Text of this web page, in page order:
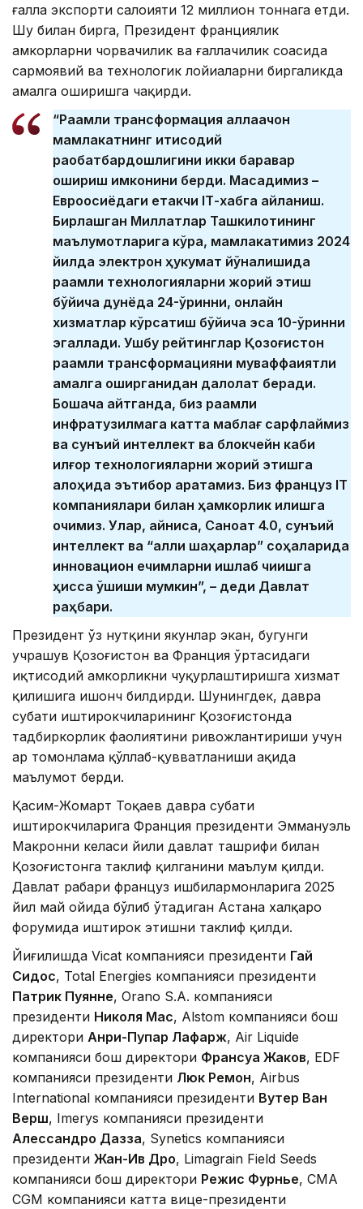
ғалла экспорти салоҳияти 12 миллион тоннага етди.
Шу билан бирга, Президент франциялик
ҳамкорларни чорвачилик ва ғаллачилик соҳасида
сармоявий ва технологик лойиҳаларни биргаликда
амалга оширишга чақирди.
“Рақамли трансформация аллақачон
мамлакатнинг иқтисодий
рақобатбардошлигини икки баравар
ошириш имконини берди. Мақсадимиз –
Евроосиёдаги етакчи IТ-хабга айланиш.
Бирлашган Миллатлар Ташкилотининг
маълумотларига кўра, мамлакатимиз 2024
йилда электрон ҳукумат йўналишида
рақамли технологияларни жорий этиш
бўйича дунёда 24-ўринни, онлайн
хизматлар кўрсатиш бўйича эса 10-ўринни
эгаллади. Ушбу рейтинглар Қозоғистон
рақамли трансформацияни муваффақиятли
амалга оширганидан далолат беради.
Бошқача айтганда, биз рақамли
инфратузилмага катта маблағ сарфлаймиз
ва сунъий интеллект ва блокчейн каби
илғор технологияларни жорий этишга
алоҳида эътибор қаратамиз. Биз француз IТ
компаниялари билан ҳамкорлик қилишга
очиқмиз. Улар, айниқса, Саноат 4.0, сунъий
интеллект ва “ақлли шаҳарлар” соҳаларида
инновацион ечимларни ишлаб чиқишга
ҳисса қўшиши мумкин”, – деди Давлат
раҳбари.
Президент ўз нутқини якунлар экан, бугунги
учрашув Қозоғистон ва Франция ўртасидаги
иқтисодий ҳамкорликни чуқурлаштиришга хизмат
қилишига ишонч билдирди. Шунингдек, давра
суҳбати иштирокчиларининг Қозоғистонда
тадбиркорлик фаолиятини ривожлантириши учун
ҳар томонлама қўллаб-қувватланиши ҳақида
маълумот берди.
Қасим-Жомарт Тоқаев давра суҳбати
иштирокчиларига Франция президенти Эммануэль
Макронни келаси йили давлат ташрифи билан
Қозоғистонга таклиф қилганини маълум қилди.
Давлат раҳбари француз ишбилармонларига 2025
йил май ойида бўлиб ўтадиган Астана халқаро
форумида иштирок этишни таклиф қилди.
Йиғилишда Vicat компанияси президенти Гай
Сидос, Total Energies компанияси президенти
Патрик Пуянне, Orano S.A. компанияси
президенти Николя Мас, Alstom компанияси бош
директори Анри-Пупар Лафарж, Air Liquide
компанияси бош директори Франсуа Жаков, EDF
компанияси президенти Люк Ремон, Airbus
International компанияси президенти Вутер Ван
Верш, Imerys компанияси президенти
Алессандро Дазза, Synetics компанияси
президенти Жан-Ив Дро, Limagrain Field Seeds
компанияси бош директори Режис Фурнье, CMA
CGM компанияси катта вице-президенти